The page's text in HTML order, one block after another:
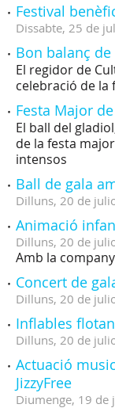
Festival
Dissabte, 25 de
Bon balanç
El regidor de
celebració de la
Festa Major
El ball del
de la festa
intensos
Ball de gala
Dilluns, 20 de
Animació
Dilluns, 20 de
Amb la
Concert de
Dilluns, 20 de
Inflables
Dilluns, 20 de
Actuació
JizzyFree
Diumenge, 19 de